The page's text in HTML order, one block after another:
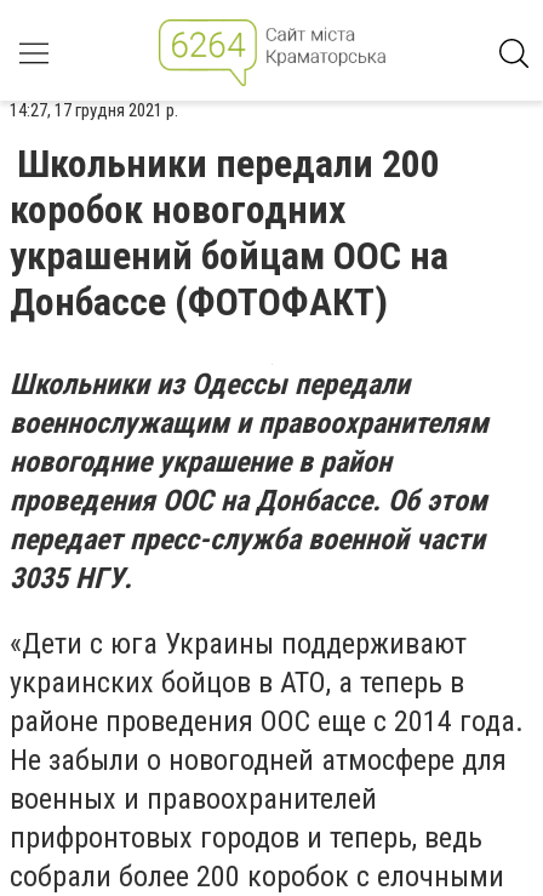
14:27, 17 грудня 2021 р.
Школьники передали 200
коробок новогодних
украшений бойцам ООС на
Донбассе (ФОТОФАКТ)
Школьники из Одессы передали
военнослужащим и правоохранителям
новогодние украшение в район
проведения ООС на Донбассе. Об этом
передает пресс-служба военной части
3035 НГУ.
«Дети с юга Украины поддерживают
украинских бойцов в АТО, а теперь в
районе проведения ООС еще с 2014 года.
Не забыли о новогодней атмосфере для
военных и правоохранителей
прифронтовых городов и теперь, ведь
собрали более 200 коробок с елочными